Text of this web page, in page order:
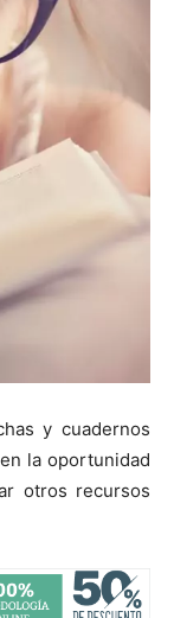
y cuadernos
la oportunidad
otros recursos